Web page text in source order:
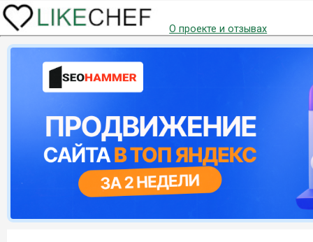
О проекте и отзывах